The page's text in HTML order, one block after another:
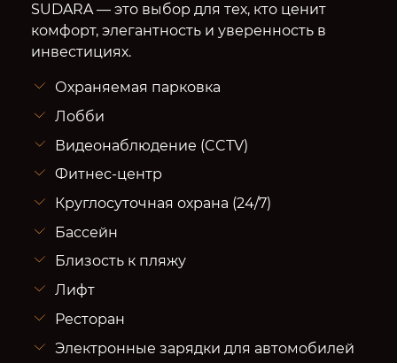
SUDARA — это выбор для тех, кто ценит
комфорт, элегантность и уверенность в
инвестициях.
Охраняемая парковка
Лобби
Видеонаблюдение (CCTV)
Фитнес-центр
Круглосуточная охрана (24/7)
Бассейн
Близость к пляжу
Лифт
Ресторан
Электронные зарядки для автомобилей